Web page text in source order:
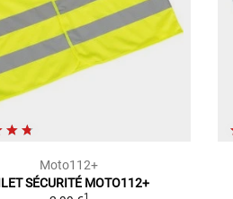
Moto112+
SÉCURITÉ MOTO112+